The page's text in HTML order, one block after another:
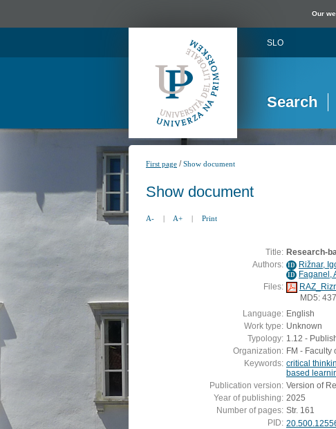
Our
SLO
Search
First page /Show document
Show document
A- | A+ | Print
Title: Research-
Authors: ID Rižnar,
ID Faganel,
Files:
MD5:
Language: English
Work type: Unknown
Typology: 1.12 -
Organization: FM - Faculty
Keywords: critical
based
Publication version: Version of
Year of publishing: 2025
Number of pages: Str. 161
PID: